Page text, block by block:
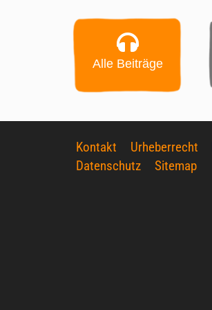
Alle Beiträge
Kontakt Urheberrecht
Datenschutz
Sitemap